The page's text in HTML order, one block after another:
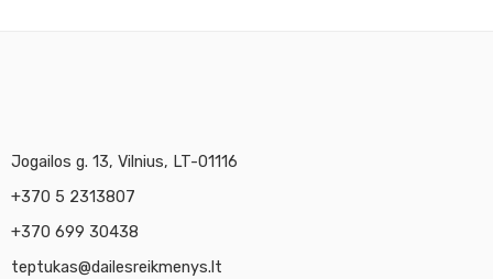
Jogailos g. 13, Vilnius, LT-01116
+370 5 2313807
+370 699 30438
teptukas@dailesreikmenys.lt